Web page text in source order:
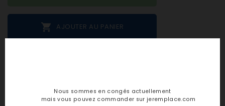
 AJOUTER AU PANIER
personne n'a encore posté d'avis
Nous sommes en congés actuellement
mais vous pouvez commander sur jeremplace.com